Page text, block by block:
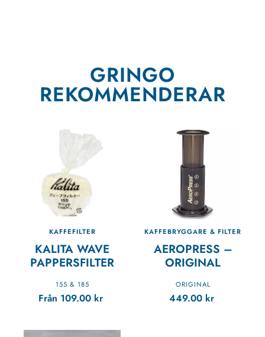
GRINGO
REKOMMENDERAR
KAFFEFILTER
KALITA WAVE
PAPPERSFILTER
155 & 185
Från 109.00 kr
KAFFEBRYGGARE & FILTER
AEROPRESS –
ORIGINAL
ORIGINAL
449.00 kr